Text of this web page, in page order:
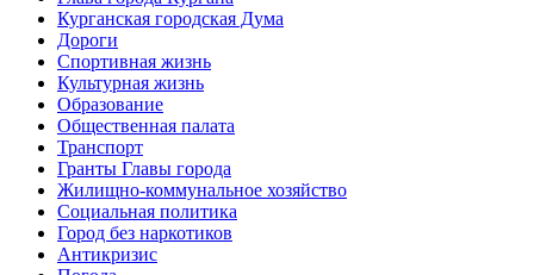
Курганская городская Дума
Дороги
Спортивная жизнь
Культурная жизнь
Образование
Общественная палата
Транспорт
Гранты Главы города
Жилищно-коммунальное хозяйство
Социальная политика
Город без наркотиков
Антикризис